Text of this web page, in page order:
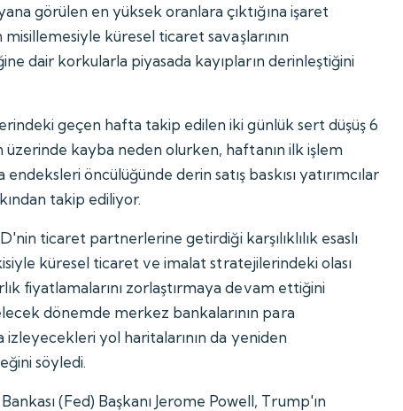
görülen en yüksek oranlara çıktığına işaret
küresel ticaret savaşlarının
dair korkularla piyasada kayıpların derinleştiğini
geçen hafta takip edilen iki günlük sert düşüş 6
üzerinde kayba neden olurken, haftanın ilk işlem
öncülüğünde derin satış baskısı yatırımcılar
takip ediliyor.
ticaret partnerlerine getirdiği karşılıklılık esaslı
küresel ticaret ve imalat stratejilerindeki olası
fiyatlamalarını zorlaştırmaya devam ettiğini
dönemde merkez bankalarının para
izleyecekleri yol haritalarının da yeniden
söyledi.
(Fed) Başkanı Jerome Powell, Trump'ın